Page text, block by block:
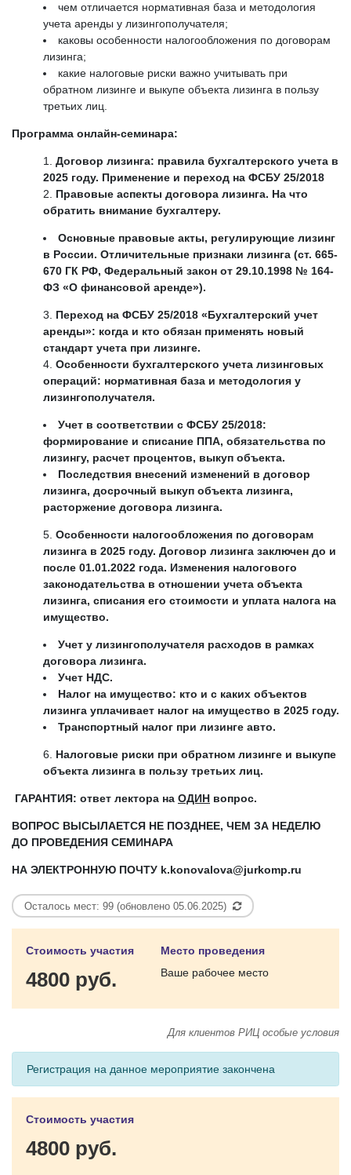
чем отличается нормативная база и методология
учета аренды у лизингополучателя;
каковы особенности налогообложения по договорам
лизинга;
какие налоговые риски важно учитывать при
обратном лизинге и выкупе объекта лизинга в пользу
третьих лиц.
Программа онлайн-семинара:
Договор лизинга: правила бухгалтерского учета в
2025 году. Применение и переход на ФСБУ 25/2018
Правовые аспекты договора лизинга. На что
обратить внимание бухгалтеру.
Основные правовые акты, регулирующие лизинг
в России. Отличительные признаки лизинга (ст. 665-
670 ГК РФ, Федеральный закон от 29.10.1998 № 164-
ФЗ «О финансовой аренде»).
Переход на ФСБУ 25/2018 «Бухгалтерский учет
аренды»: когда и кто обязан применять новый
стандарт учета при лизинге.
Особенности бухгалтерского учета лизинговых
операций: нормативная база и методология у
лизингополучателя.
Учет в соответствии с ФСБУ 25/2018:
формирование и списание ППА, обязательства по
лизингу, расчет процентов, выкуп объекта.
Последствия внесений изменений в договор
лизинга, досрочный выкуп объекта лизинга,
расторжение договора лизинга.
Особенности налогообложения по договорам
лизинга в 2025 году. Договор лизинга заключен до и
после 01.01.2022 года. Изменения налогового
законодательства в отношении учета объекта
лизинга, списания его стоимости и уплата налога на
имущество.
Учет у лизингополучателя расходов в рамках
договора лизинга.
Учет НДС.
Налог на имущество: кто и с каких объектов
лизинга уплачивает налог на имущество в 2025 году.
Транспортный налог при лизинге авто.
Налоговые риски при обратном лизинге и выкупе
объекта лизинга в пользу третьих лиц.
ГАРАНТИЯ: ответ лектора на ОДИН вопрос.
ВОПРОС ВЫСЫЛАЕТСЯ НЕ ПОЗДНЕЕ, ЧЕМ ЗА НЕДЕЛЮ
ДО ПРОВЕДЕНИЯ СЕМИНАРА
НА ЭЛЕКТРОННУЮ ПОЧТУ k.konovalova@jurkomp.ru
Осталось мест: 99 (обновлено 05.06.2025)
Стоимость участия
4800 руб.
Место проведения
Ваше рабочее место
Для клиентов РИЦ особые условия
Регистрация на данное мероприятие закончена
Стоимость участия
4800 руб.